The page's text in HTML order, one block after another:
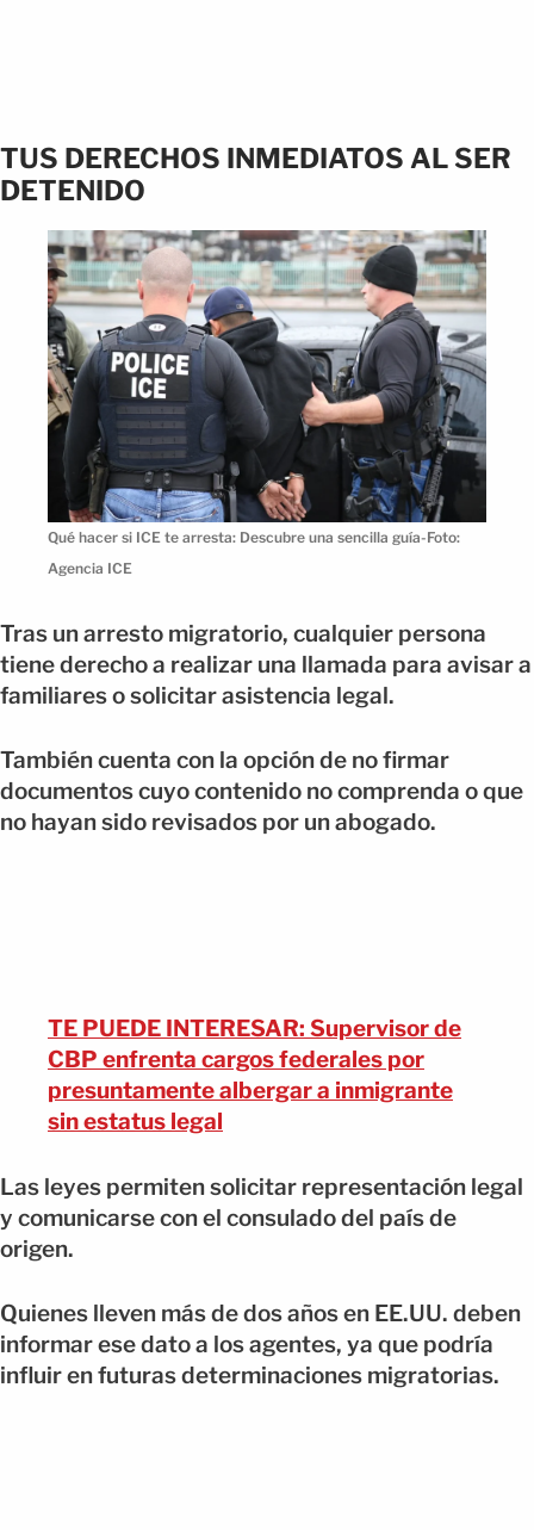
TUS DERECHOS INMEDIATOS AL SER
DETENIDO
Qué hacer si ICE te arresta: Descubre una sencilla guía-Foto:
Agencia ICE
Tras un arresto migratorio, cualquier persona
tiene derecho a realizar una llamada para avisar a
familiares o solicitar asistencia legal.
También cuenta con la opción de no firmar
documentos cuyo contenido no comprenda o que
no hayan sido revisados por un abogado.
TE PUEDE INTERESAR: Supervisor de
CBP enfrenta cargos federales por
presuntamente albergar a inmigrante
sin estatus legal
Las leyes permiten solicitar representación legal
y comunicarse con el consulado del país de
origen.
Quienes lleven más de dos años en EE.UU. deben
informar ese dato a los agentes, ya que podría
influir en futuras determinaciones migratorias.